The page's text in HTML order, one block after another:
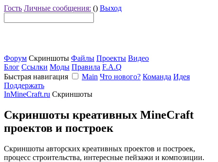
Гость Личные сообщения: () Выход
Форум Скриншоты Файлы Проекты Видео
Блог Ссылки Моды Правила F.A.Q
Быстрая навигация
Main Что нового? Команда Идея
Поддержать
InMineCraft.ru Скриншоты
Скриншоты креативных MineCraft
проектов и построек
Скриншоты авторских креативных проектов и построек,
процесс строительства, интересные пейзажи и композиции.